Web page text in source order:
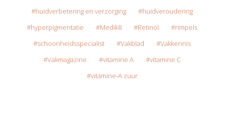
huidverbetering en verzorging
huidveroudering
hyperpigmentatie
Medik8 Retinol
rimpels
schoonheidsspecialist
Vakblad
Vakkennis
Vakmagazine
vitamine A
vitamine C
vitamine-A zuur